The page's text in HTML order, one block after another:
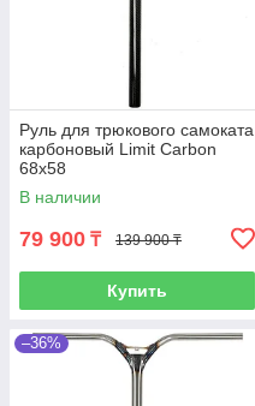
Руль для трюкового самоката
карбоновый Limit Carbon
68x58
В наличии
79 900 ₸ 139 900 ₸
Купить
–36%